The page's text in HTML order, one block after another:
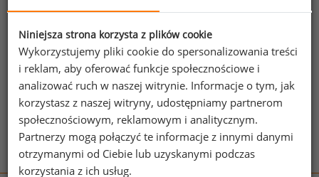
jednego z powyższych stanowisk możesz za
jego pomocą sprawdzić raporty dla
pozostałych.
Wykorzystaj kod
Aby otrzymać darmowy kod dostępu weź udział
wOgólnopolskim Badaniu Wynagrodzeń.
Niniejsza strona korzysta z plików cookie
Wykorzystujemy pliki cookie do spersonalizowania treści
i reklam, aby oferować funkcje społecznościowe i
analizować ruch w naszej witrynie. Informacje o tym, jak
korzystasz z naszej witryny, udostępniamy partnerom
społecznościowym, reklamowym i analitycznym.
Partnerzy mogą połączyć te informacje z innymi danymi
otrzymanymi od Ciebie lub uzyskanymi podczas
korzystania z ich usług.